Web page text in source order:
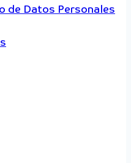
de Datos Personales